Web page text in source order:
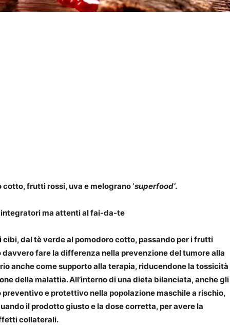
frutti rossi, uva e melograno ‘superfood’.
integratori ma attenti al fai-da-te
dal tè verde al pomodoro cotto, passando per i frutti
davvero fare la differenza nella prevenzione del tumore alla
anche come supporto alla terapia, riducendone la tossicità
della malattia. All’interno di una dieta bilanciata, anche gli
e protettivo nella popolazione maschile a rischio,
il prodotto giusto e la dose corretta, per avere la
collaterali.